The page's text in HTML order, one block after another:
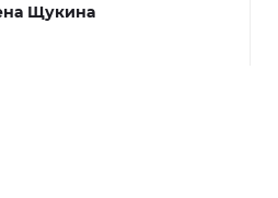
Щукина